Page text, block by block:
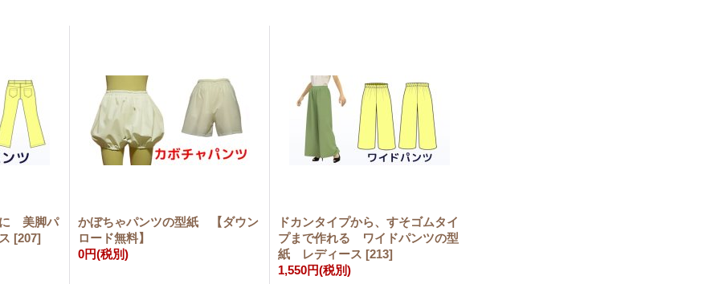
に 美脚パ
[207]
かぼちゃパンツの型紙 【ダウン
ロード無料】
0円(税別)
ドカンタイプから、すそゴムタイ
プまで作れる ワイドパンツの型
紙 レディース [213]
1,550円(税別)